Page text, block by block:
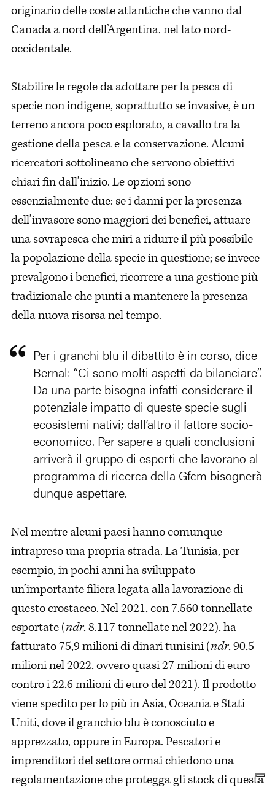
originario delle coste atlantiche che vanno dal
Canada a nord dell’Argentina, nel lato nord-
occidentale.
Stabilire le regole da adottare per la pesca di
specie non indigene, soprattutto se invasive, è un
terreno ancora poco esplorato, a cavallo tra la
gestione della pesca e la conservazione. Alcuni
ricercatori sottolineano che servono obiettivi
chiari fin dall’inizio. Le opzioni sono
essenzialmente due: se i danni per la presenza
dell’invasore sono maggiori dei benefici, attuare
una sovrapesca che miri a ridurre il più possibile
la popolazione della specie in questione; se invece
prevalgono i benefici, ricorrere a una gestione più
tradizionale che punti a mantenere la presenza
della nuova risorsa nel tempo.
Per i granchi blu il dibattito è in corso, dice
Bernal: “Ci sono molti aspetti da bilanciare”.
Da una parte bisogna infatti considerare il
potenziale impatto di queste specie sugli
ecosistemi nativi; dall’altro il fattore socio-
economico. Per sapere a quali conclusioni
arriverà il gruppo di esperti che lavorano al
programma di ricerca della Gfcm bisognerà
dunque aspettare.
Nel mentre alcuni paesi hanno comunque
intrapreso una propria strada. La Tunisia, per
esempio, in pochi anni ha sviluppato
un’importante filiera legata alla lavorazione di
questo crostaceo. Nel 2021, con 7.560 tonnellate
esportate (ndr, 8.117 tonnellate nel 2022), ha
fatturato 75,9 milioni di dinari tunisini (ndr, 90,5
milioni nel 2022, ovvero quasi 27 milioni di euro
contro i 22,6 milioni di euro del 2021). Il prodotto
viene spedito per lo più in Asia, Oceania e Stati
Uniti, dove il granchio blu è conosciuto e
apprezzato, oppure in Europa. Pescatori e
imprenditori del settore ormai chiedono una
regolamentazione che protegga gli stock di questa